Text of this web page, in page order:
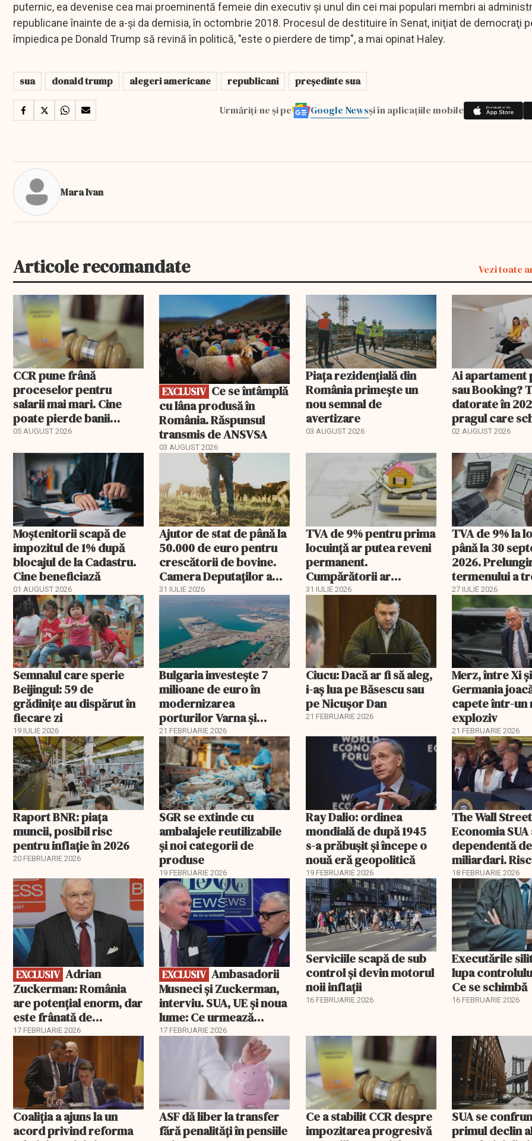
puternic, ea devenise cea mai proeminentă femeie din executiv şi unul din cei mai populari membri ai
republicane înainte de a-şi da demisia, în octombrie 2018. Procesul de destituire în Senat, iniţiat de democraţi
împiedica pe Donald Trump să revină în politică, "este o pierdere de timp", a mai opinat Haley.
sua donald trump alegeri americane republicani președinte sua
Urmăriți-ne și pe Google Newsși în aplicațiile mobile
Mara Ivan
Articole recomandate Vezi toate
CCR pune frână
proceselor pentru
salarii mai mari. Cine
poate pierde banii
ceruți statului
05 AUGUST 2026
EXCLUSIV
EXCLUSIV
cu lâna produsă în
România. Răspunsul
transmis de ANSVSA
03 AUGUST 2026
Piața rezidențială din
România primește un
nou semnal de
avertizare
03 AUGUST 2026
Ai apartament
sau Booking?
datorate în
pragul care
regimul fiscal
02 AUGUST 2026
Moștenitorii scapă de
impozitul de 1% după
blocajul de la Cadastru.
Cine beneficiază
01 AUGUST 2026
Ajutor de stat de până la
50.000 de euro pentru
crescătorii de bovine.
Camera Deputaților a
aprobat schema
31 IULIE 2026
TVA de 9% pentru prima
locuință ar putea reveni
permanent.
Cumpărătorii ar
economisi zeci de mii de
31 IULIE 2026
TVA de 9% la
până la 30
2026.
termenului a
comisia din
27 IULIE 2026
Semnalul care sperie
Beijingul: 59 de
grădinițe au dispărut în
fiecare zi
19 IULIE 2026
Bulgaria investește 7
milioane de euro în
modernizarea
porturilor Varna și
Burgas
21 FEBRUARIE 2026
Ciucu: Dacă ar fi să aleg,
i-aș lua pe Băsescu sau
pe Nicușor Dan
21 FEBRUARIE 2026
Merz, între Xi
Germania
capete într-un
exploziv
21 FEBRUARIE 2026
Raport BNR: piața
muncii, posibil risc
pentru inflație în 2026
20 FEBRUARIE 2026
SGR se extinde cu
ambalajele reutilizabile
și noi categorii de
produse
19 FEBRUARIE 2026
Ray Dalio: ordinea
mondială de după 1945
s-a prăbușit și începe o
nouă eră geopolitică
19 FEBRUARIE 2026
The Wall
Economia
dependentă de
miliardari.
pentru burse
18 FEBRUARIE 2026
EXCLUSIV
EXCLUSIV
Zuckerman: România
are potențial enorm, dar
este frânată de
corupție, companii de
stat și influența
propagandei ruse
17 FEBRUARIE 2026
EXCLUSIV
EXCLUSIV Ambasadorii
Musneci și Zuckerman,
interviu. SUA, UE și noua
lume: Ce urmează
pentru România
17 FEBRUARIE 2026
Serviciile scapă de sub
control și devin motorul
noii inflații
16 FEBRUARIE 2026
Executările
lupa
Ce se schimbă
16 FEBRUARIE 2026
Coaliția a ajuns la un
acord privind reforma
ASF dă liber la transfer
fără penalități în pensiile
Ce a stabilit CCR despre
impozitarea progresivă
SUA se
primul declin